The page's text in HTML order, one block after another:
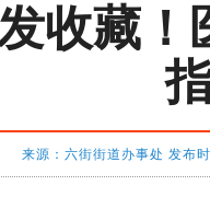
发收藏
来源：六街街道办事处